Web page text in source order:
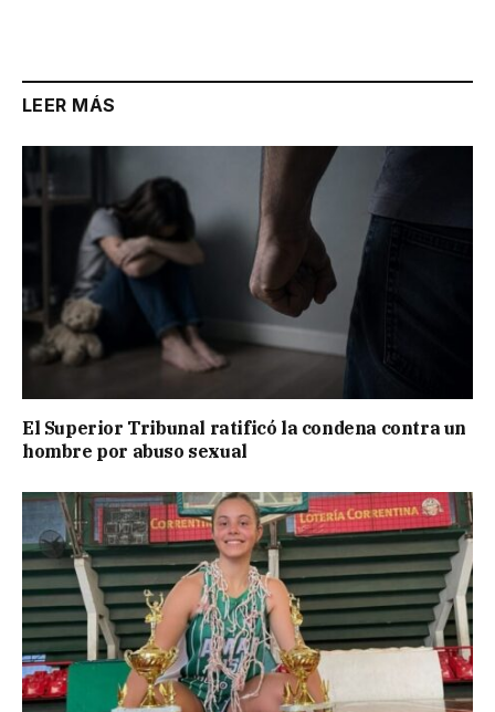
LEER MÁS
El Superior Tribunal ratificó la condena contra un
hombre por abuso sexual